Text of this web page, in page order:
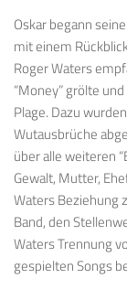
Oskar begann
mit einem
Roger Waters
“Money” grölte
Plage. Dazu
Wutausbrüche
über alle weiteren
Gewalt, Mutter,
Waters Beziehung
Band, den
Waters Trennung
gespielten Songs